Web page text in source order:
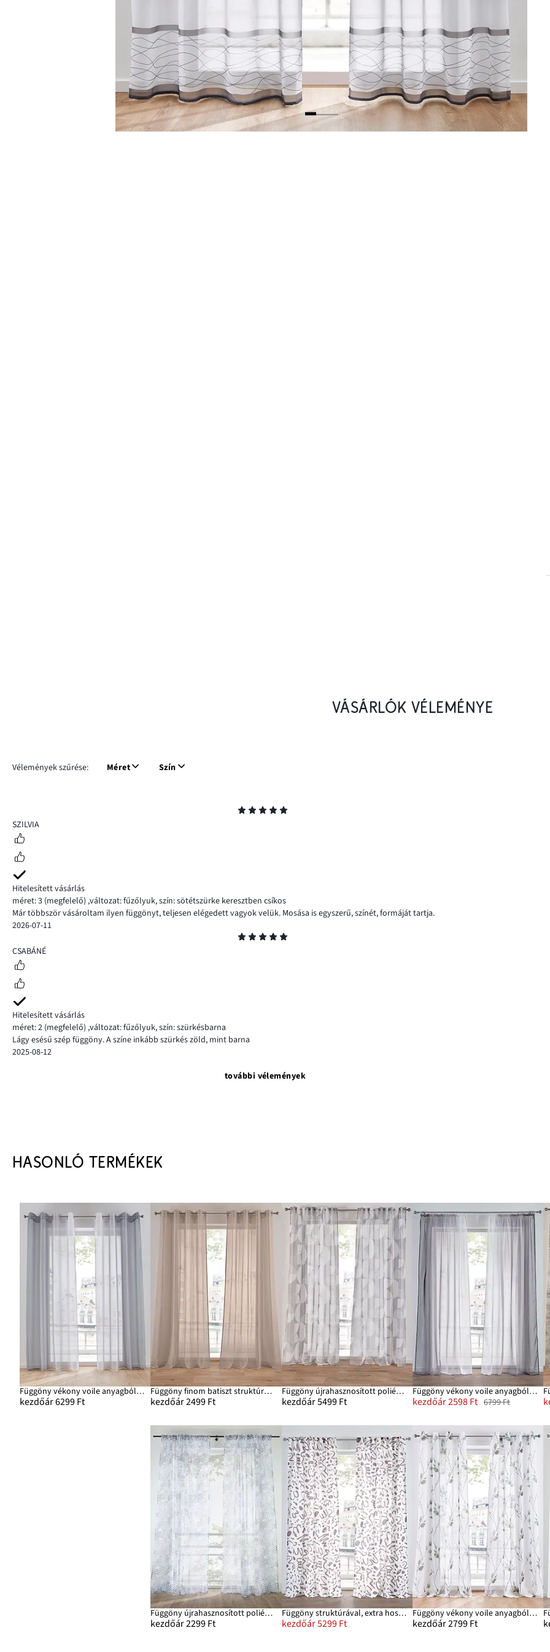
VÁSÁRLÓK VÉLEMÉNYE
Vélemények szűrése: Méret Szín
5
SZILVIA
Hitelesített vásárlás
méret: 3 (megfelelő) ,változat: fűzőlyuk,szín: sötétszürke keresztben csíkos
Már többször vásároltam ilyen függönyt, teljesen elégedett vagyok velük. Mosása is egyszerű, színét, formáját tartja.
2026-07-11
5
CSABÁNÉ
Hitelesített vásárlás
méret: 2 (megfelelő) ,változat: fűzőlyuk,szín: szürkésbarna
Lágy esésű szép függöny. A színe inkább szürkés zöld, mint barna
2025-08-12
további vélemények
HASONLÓ TERMÉKEK
Függöny vékony voile anyagból, extra hosszú méretekben is (2 db-os csomag)
kezdőár 6299 Ft
Függöny finom batiszt struktúrával (1 db)
kezdőár 2499 Ft
Függöny újrahasznosított poliészterrel és mintával (1 db)
kezdőár 5499 Ft
Függöny vékony voile anyagból, extra hosszú méretekben is (2 db-os csomag)
kezdőár 2598 Ft 6799 Ft
Függöny újrahasznosított poliészterrel és mintával (1 db)
kezdőár 2299 Ft
Függöny struktúrával, extra hosszú változatban is (1 db)
kezdőár 5299 Ft
Függöny vékony voile anyagból, extra hosszú méretben is (1 db)
kezdőár 2799 Ft